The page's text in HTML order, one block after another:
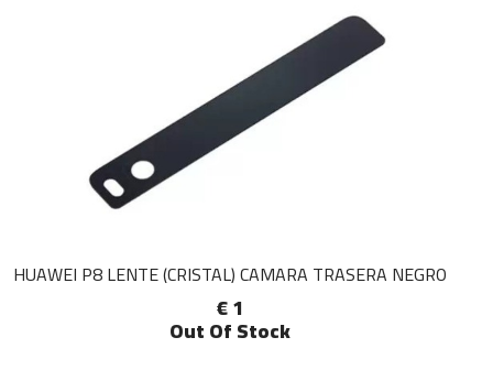
HUAWEI P8 LENTE (CRISTAL) CAMARA TRASERA NEGRO
€ 1
Out Of Stock